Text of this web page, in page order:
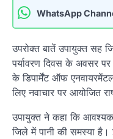
WhatsApp
उपरोक्त बातें उपायुक्त सह
पर्यावरण दिवस के अवसर
के डिपार्मेंट ऑफ
लिए नवाचार पर आयोजित
उपायुक्त ने कहा कि
जिले में पानी की समस्या